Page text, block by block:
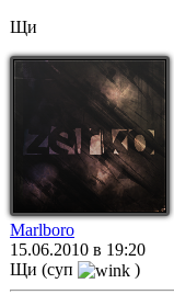
Щи
Marlboro
15.06.2010 в 19:20
Щи (суп
)